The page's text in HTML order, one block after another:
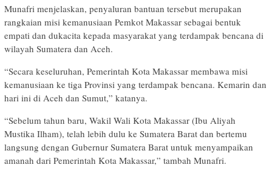
Munafri menjelaskan, penyaluran bantuan tersebut merupakan
rangkaian misi kemanusiaan Pemkot Makassar sebagai bentuk
empati dan dukacita kepada masyarakat yang terdampak bencana di
wilayah Sumatera dan Aceh.
“Secara keseluruhan, Pemerintah Kota Makassar membawa misi
kemanusiaan ke tiga Provinsi yang terdampak bencana. Kemarin dan
hari ini di Aceh dan Sumut,” katanya.
“Sebelum tahun baru, Wakil Wali Kota Makassar (Ibu Aliyah
Mustika Ilham), telah lebih dulu ke Sumatera Barat dan bertemu
langsung dengan Gubernur Sumatera Barat untuk menyampaikan
amanah dari Pemerintah Kota Makassar,” tambah Munafri.